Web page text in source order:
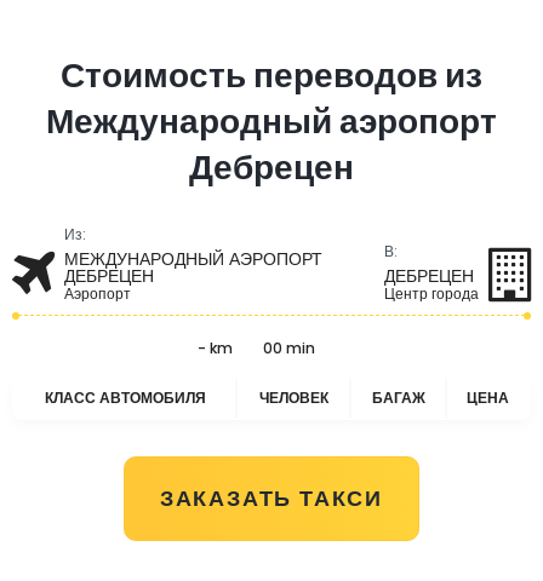
Стоимость переводов из
Международный аэропорт
Дебрецен
Из:
МЕЖДУНАРОДНЫЙ АЭРОПОРТ
ДЕБРЕЦЕН
Аэропорт
В:
ДЕБРЕЦЕН
Центр города
- km 00 min
КЛАСС АВТОМОБИЛЯ ЧЕЛОВЕК БАГАЖ ЦЕНА
ЗАКАЗАТЬ ТАКСИ